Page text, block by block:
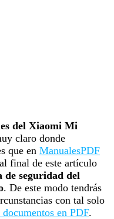
del Xiaomi Mi
claro donde
que en ManualesPDF
final de este artículo
de seguridad del
. De este modo tendrás
con tal solo
documentos en PDF.